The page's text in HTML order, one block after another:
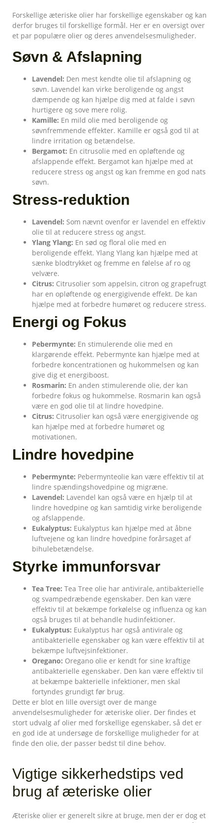
Forskellige æteriske olier har forskellige egenskaber og kan
derfor bruges til forskellige formål. Her er en oversigt over
et par populære olier og deres anvendelsesmuligheder.
Søvn & Afslapning
Lavendel: Den mest kendte olie til afslapning og
søvn. Lavendel kan virke beroligende og angst
dæmpende og kan hjælpe dig med at falde i søvn
hurtigere og sove mere rolig.
Kamille: En mild olie med beroligende og
søvnfremmende effekter. Kamille er også god til at
lindre irritation og betændelse.
Bergamot: En citrusolie med en opløftende og
afslappende effekt. Bergamot kan hjælpe med at
reducere stress og angst og kan fremme en god nats
søvn.
Stress-reduktion
Lavendel: Som nævnt ovenfor er lavendel en effektiv
olie til at reducere stress og angst.
Ylang Ylang: En sød og floral olie med en
beroligende effekt. Ylang Ylang kan hjælpe med at
sænke blodtrykket og fremme en følelse af ro og
velvære.
Citrus: Citrusolier som appelsin, citron og grapefrugt
har en opløftende og energigivende effekt. De kan
hjælpe med at forbedre humøret og reducere stress.
Energi og Fokus
Pebermynte: En stimulerende olie med en
klargørende effekt. Pebermynte kan hjælpe med at
forbedre koncentrationen og hukommelsen og kan
give dig et energiboost.
Rosmarin: En anden stimulerende olie, der kan
forbedre fokus og hukommelse. Rosmarin kan også
være en god olie til at lindre hovedpine.
Citrus: Citrusolier kan også være energigivende og
kan hjælpe med at forbedre humøret og
motivationen.
Lindre hovedpine
Pebermynte: Pebermynteolie kan være effektiv til at
lindre spændingshovedpine og migræne.
Lavendel: Lavendel kan også være en hjælp til at
lindre hovedpine og kan samtidig virke beroligende
og afslappende.
Eukalyptus: Eukalyptus kan hjælpe med at åbne
luftvejene og kan lindre hovedpine forårsaget af
bihulebetændelse.
Styrke immunforsvar
Tea Tree: Tea Tree olie har antivirale, antibakterielle
og svampedræbende egenskaber. Den kan være
effektiv til at bekæmpe forkølelse og influenza og kan
også bruges til at behandle hudinfektioner.
Eukalyptus: Eukalyptus har også antivirale og
antibakterielle egenskaber og kan være effektiv til at
bekæmpe luftvejsinfektioner.
Oregano: Oregano olie er kendt for sine kraftige
antibakterielle egenskaber. Den kan være effektiv til
at bekæmpe bakterielle infektioner, men skal
fortyndes grundigt før brug.
Dette er blot en lille oversigt over de mange
anvendelsesmuligheder for æteriske olier. Der findes et
stort udvalg af olier med forskellige egenskaber, så det er
en god ide at undersøge de forskellige muligheder for at
finde den olie, der passer bedst til dine behov.
Vigtige sikkerhedstips ved
brug af æteriske olier
Æteriske olier er generelt sikre at bruge, men der er dog et